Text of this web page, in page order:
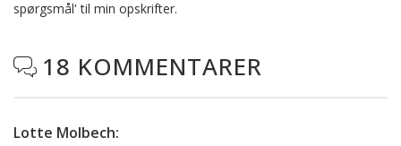
spørgsmål' til min opskrifter.
 18 KOMMENTARER
Lotte Molbech: